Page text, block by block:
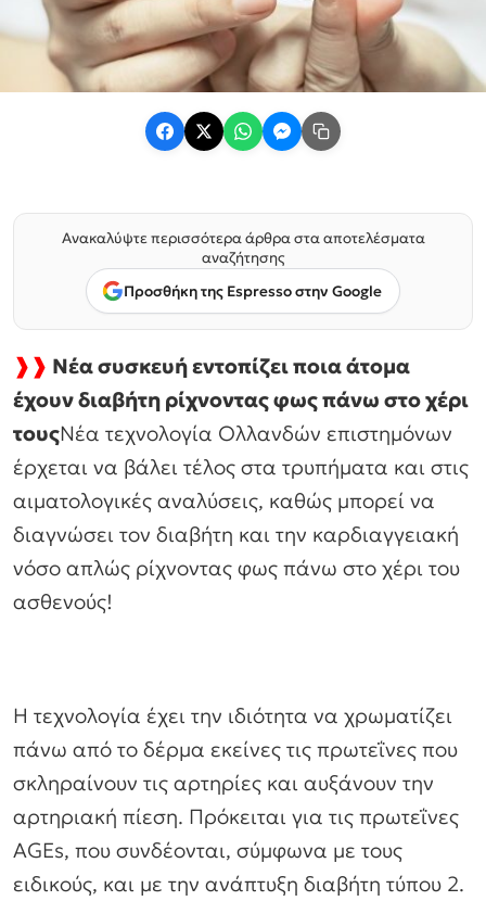
Ανακαλύψτε περισσότερα άρθρα στα αποτελέσματα
αναζήτησης
Προσθήκη της Espresso στην Google
❱❱ Νέα συσκευή εντοπίζει ποια άτομα
έχουν διαβήτη ρίχνοντας φως πάνω στο χέρι
τουςΝέα τεχνολογία Ολλανδών επιστημόνων
έρχεται να βάλει τέλος στα τρυπήματα και στις
αιματολογικές αναλύσεις, καθώς μπορεί να
διαγνώσει τον διαβήτη και την καρδιαγγειακή
νόσο απλώς ρίχνοντας φως πάνω στο χέρι του
ασθενούς!
Η τεχνολογία έχει την ιδιότητα να χρωματίζει
πάνω από το δέρμα εκείνες τις πρωτεΐνες που
σκληραίνουν τις αρτηρίες και αυξάνουν την
αρτηριακή πίεση. Πρόκειται για τις πρωτεΐνες
AGEs, που συνδέονται, σύμφωνα με τους
ειδικούς, και με την ανάπτυξη διαβήτη τύπου 2.